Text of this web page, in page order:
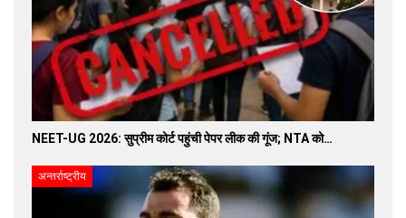
NEET-UG 2026: सुप्रीम कोर्ट पहुंची पेपर लीक की गूंज; NTA को…
अन्तर्राष्ट्रीय